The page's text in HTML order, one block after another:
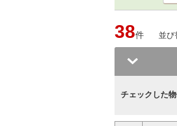
38件 並び
チェックした